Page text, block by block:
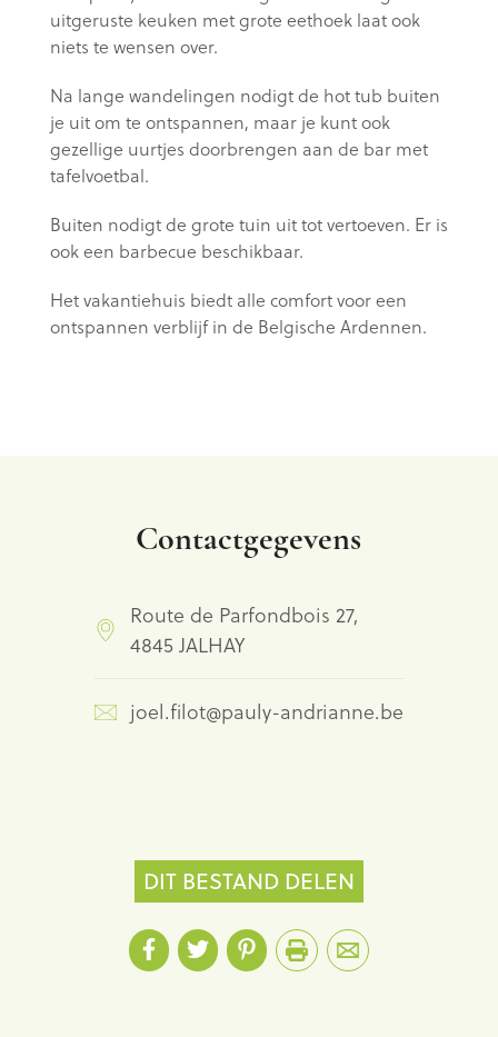
uitgeruste keuken met grote eethoek laat ook
niets te wensen over.
Na lange wandelingen nodigt de hot tub buiten
je uit om te ontspannen, maar je kunt ook
gezellige uurtjes doorbrengen aan de bar met
tafelvoetbal.
Buiten nodigt de grote tuin uit tot vertoeven. Er is
ook een barbecue beschikbaar.
Het vakantiehuis biedt alle comfort voor een
ontspannen verblijf in de Belgische Ardennen.
Contactgegevens
Route de Parfondbois 27,
4845 JALHAY
joel.filot@pauly-andrianne.be
DIT BESTAND DELEN